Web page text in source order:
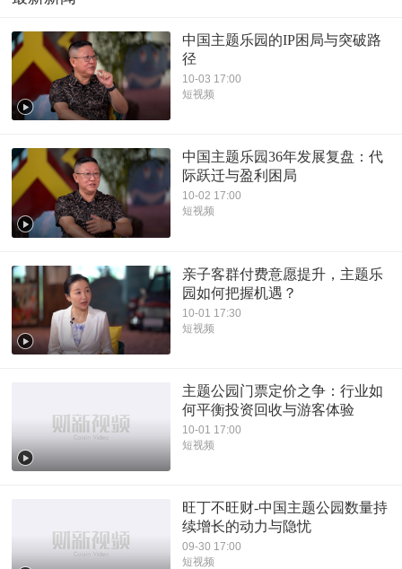
中国主题乐园的IP困局与突破路
径
10-03 17:00
短视频
中国主题乐园36年发展复盘：代
际跃迁与盈利困局
10-02 17:00
短视频
亲子客群付费意愿提升，主题乐
园如何把握机遇？
10-01 17:30
短视频
主题公园门票定价之争：行业如
何平衡投资回收与游客体验
10-01 17:00
短视频
旺丁不旺财-中国主题公园数量持
续增长的动力与隐忧
09-30 17:00
短视频